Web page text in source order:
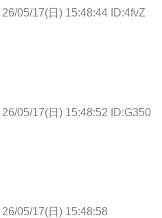
26/05/17(日) 15:48:44 ID:4fvZ
26/05/17(日) 15:48:52 ID:G350
26/05/17(日) 15:48:58